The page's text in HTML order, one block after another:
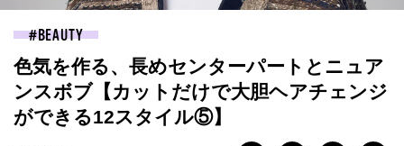
BEAUTY
色気を作る、長めセンターパートとニュア
ンスボブ【カットだけで大胆ヘアチェンジ
ができる12スタイル⑤】